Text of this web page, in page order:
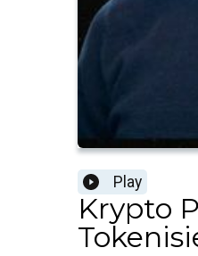
Play
Krypto